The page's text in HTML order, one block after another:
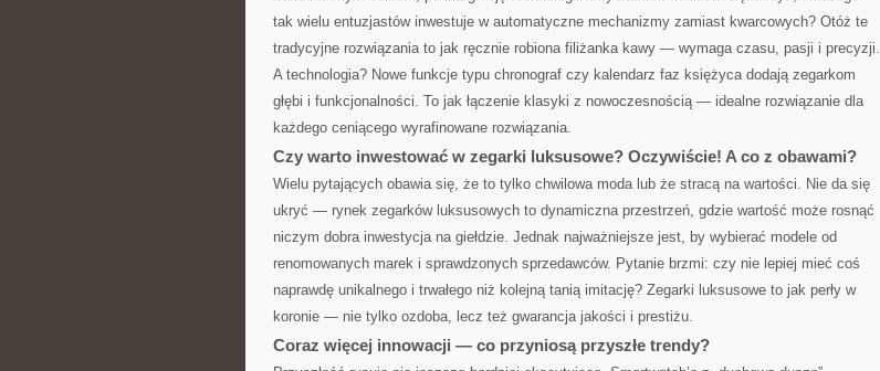
tak wielu entuzjastów inwestuje w automatyczne mechanizmy zamiast kwarcowych? Otóż te
tradycyjne rozwiązania to jak ręcznie robiona filiżanka kawy — wymaga czasu, pasji i precyzji.
A technologia? Nowe funkcje typu chronograf czy kalendarz faz księżyca dodają zegarkom
głębi i funkcjonalności. To jak łączenie klasyki z nowoczesnością — idealne rozwiązanie dla
każdego ceniącego wyrafinowane rozwiązania.
Czy warto inwestować w zegarki luksusowe? Oczywiście! A co z obawami?
Wielu pytających obawia się, że to tylko chwilowa moda lub że stracą na wartości. Nie da się
ukryć — rynek zegarków luksusowych to dynamiczna przestrzeń, gdzie wartość może rosnąć
niczym dobra inwestycja na giełdzie. Jednak najważniejsze jest, by wybierać modele od
renomowanych marek i sprawdzonych sprzedawców. Pytanie brzmi: czy nie lepiej mieć coś
naprawdę unikalnego i trwałego niż kolejną tanią imitację? Zegarki luksusowe to jak perły w
koronie — nie tylko ozdoba, lecz też gwarancja jakości i prestiżu.
Coraz więcej innowacji — co przyniosą przyszłe trendy?